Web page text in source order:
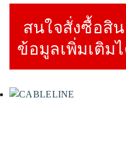
สนใจสั่งซื้อสิ
ข้อมูลเพิ่มเติมไ